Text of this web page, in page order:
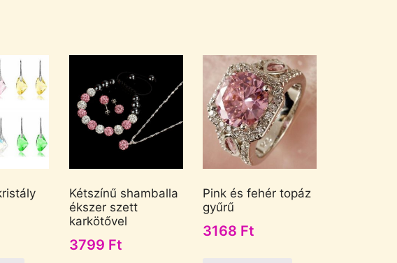
Kétszínű shamballa
ékszer szett
karkötővel
3799 Ft
Pink és fehér topáz
gyűrű
3168 Ft